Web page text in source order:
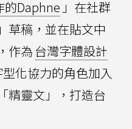
的Daphne 」在社群
草稿，並在貼文中
作為 台灣字體設計
化協力的角色加入
精靈文」，打造台